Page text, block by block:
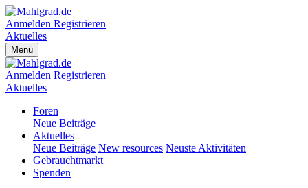
Anmelden Registrieren
Aktuelles
Menü
Anmelden Registrieren
Aktuelles
Foren
Neue Beiträge
Aktuelles
Neue Beiträge New resources Neuste Aktivitäten
Gebrauchtmarkt
Spenden